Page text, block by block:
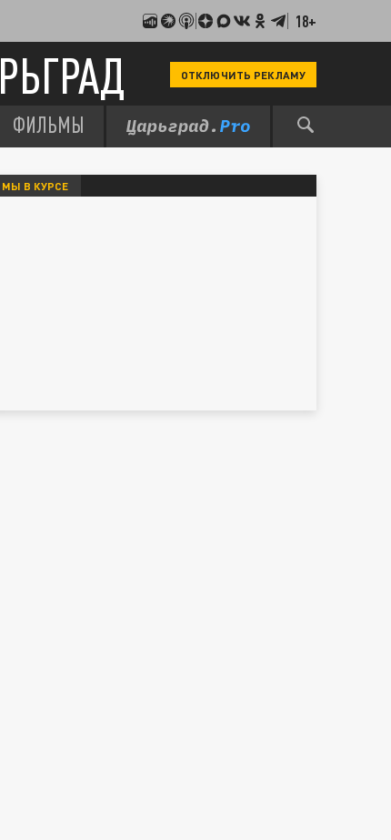
18+
ОТКЛЮЧИТЬ РЕКЛАМУ
ФИЛЬМЫ
МЫ В КУРСЕ